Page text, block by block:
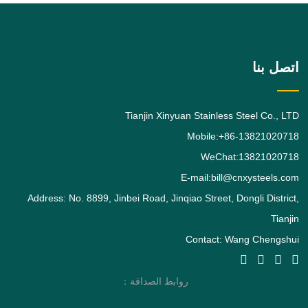
اتصل بنا
Tianjin Xinyuan Stainless Steel Co., LTD
Mobile:+86-13821020718
WeChat:13821020718
E-mail:bill@cnxysteels.com
Address: No. 8899, Jinbei Road, Jinqiao Street, Dongli District,
Tianjin
Contact: Wang Chengshui
روابط الصداقة：